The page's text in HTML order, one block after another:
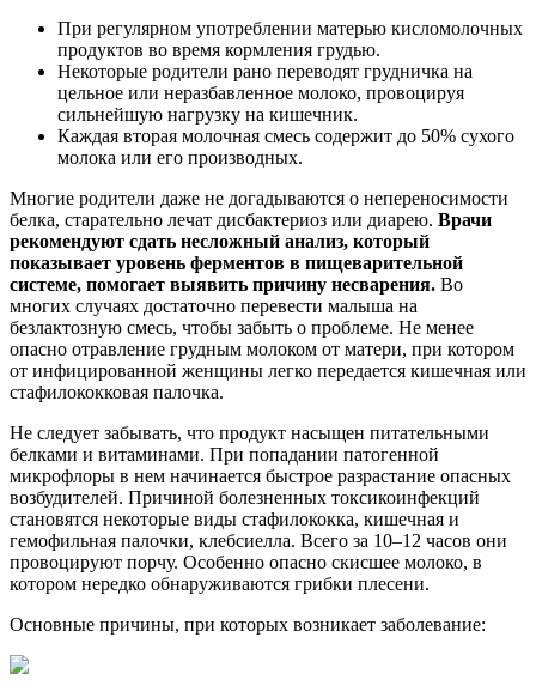
При регулярном употреблении матерью кисломолочных
продуктов во время кормления грудью.
Некоторые родители рано переводят грудничка на
цельное или неразбавленное молоко, провоцируя
сильнейшую нагрузку на кишечник.
Каждая вторая молочная смесь содержит до 50% сухого
молока или его производных.
Многие родители даже не догадываются о непереносимости
белка, старательно лечат дисбактериоз или диарею. Врачи
рекомендуют сдать несложный анализ, который
показывает уровень ферментов в пищеварительной
системе, помогает выявить причину несварения. Во
многих случаях достаточно перевести малыша на
безлактозную смесь, чтобы забыть о проблеме. Не менее
опасно отравление грудным молоком от матери, при котором
от инфицированной женщины легко передается кишечная или
стафилококковая палочка.
Не следует забывать, что продукт насыщен питательными
белками и витаминами. При попадании патогенной
микрофлоры в нем начинается быстрое разрастание опасных
возбудителей. Причиной болезненных токсикоинфекций
становятся некоторые виды стафилококка, кишечная и
гемофильная палочки, клебсиелла. Всего за 10–12 часов они
провоцируют порчу. Особенно опасно скисшее молоко, в
котором нередко обнаруживаются грибки плесени.
Основные причины, при которых возникает заболевание: